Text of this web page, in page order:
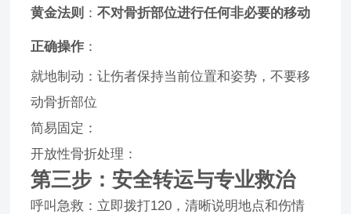
黄金法则 ：不对骨折部位进行任何非必要的移动
正确操作 ：
就地制动：让伤者保持当前位置和姿势，不要移
动骨折部位
简易固定：
开放性骨折处理：
第三步：安全转运与专业救治
呼叫急救：立即拨打120，清晰说明地点和伤情